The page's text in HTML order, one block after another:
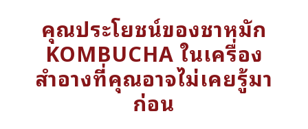
คุณประโยชน์ของชาหมัก
KOMBUCHA ในเครื่อง
สำอางที่คุณอาจไม่เคยรู้มา
ก่อน